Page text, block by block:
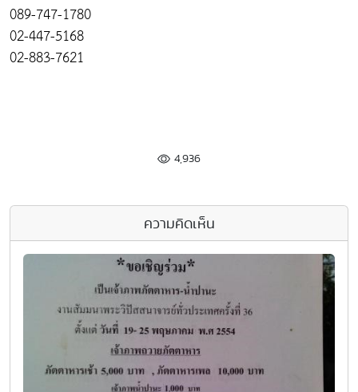
089-747-1780
02-447-5168
02-883-7621
4,936
ความคิดเห็น